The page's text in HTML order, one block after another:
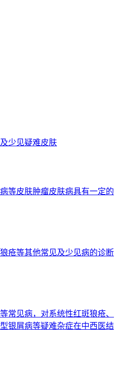
少见疑难皮肤
等皮肤肿瘤皮肤病具有一定的
疮等其他常见及少见病的诊断
常见病，对系统性红斑狼疮、
银屑病等疑难杂症在中西医结